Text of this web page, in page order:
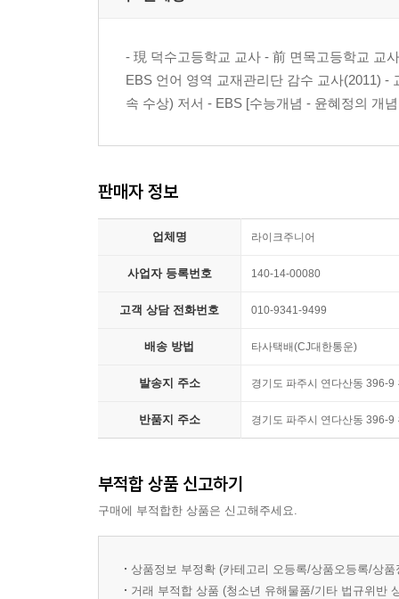
01강 Nice to meet you, 소설!
02강 소설의 감상론
06강 소설의 구성
07강 소설의 배경
08강 소설의 소재
09강 소설의 시점
11강 소설의 주제
12강 소설의 변신
14강 고전 소설 2
- 現 덕수고등학교 교사 - 前 면목고등학교 교
EBS 언어 영역 교재관리단 감수 교사(2011) -
속 수상) 저서 - EBS [수능개념 - 윤혜정의 개
판매자 정보
업체명 라이크주니어
사업자 등록번호 140-14-00080
고객 상담 전화번호 010-9341-9499
배송 방법 타사택배(CJ대한통운)
발송지 주소 경기도 파주시 연다산동 396-9
반품지 주소 경기도 파주시 연다산동 396-9
부적합 상품 신고하기
구매에 부적합한 상품은 신고해주세요.
상품정보 부정확 (카테고리 오등록/상품오등록/상
거래 부적합 상품 (청소년 유해물품/기타 법규위반